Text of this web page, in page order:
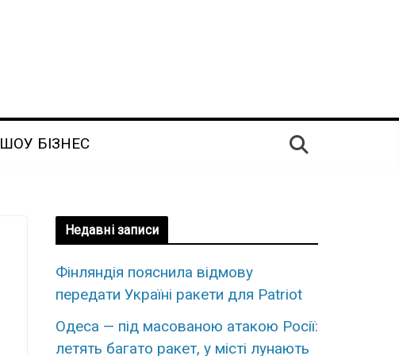
ШОУ БІЗНЕС
Недавні записи
Фінляндія пояснила відмову
передати Україні ракети для Patriot
Одеса — під масованою атакою Росії:
летять багато ракет, у місті лунають